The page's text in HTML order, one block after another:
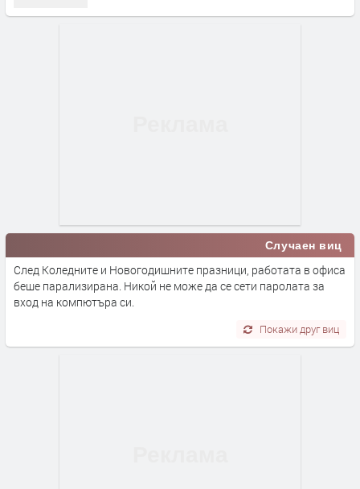
Случаен виц
След Коледните и Новогодишните празници, работата в офиса
беше парализирана. Никой не може да се сети паролата за
вход на компютъра си.
Покажи друг виц